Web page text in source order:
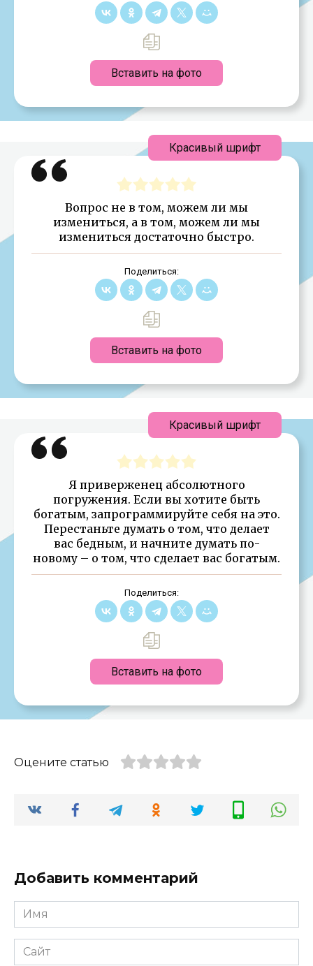
Вставить на фото
Вопрос не в том, можем ли мы
измениться, а в том, можем ли мы
измениться достаточно быстро.
Поделиться:
Вставить на фото
Красивый шрифт
Я приверженец абсолютного
погружения. Если вы хотите быть
богатым, запрограммируйте себя на это.
Перестаньте думать о том, что делает
вас бедным, и начните думать по-
новому – о том, что сделает вас богатым.
Поделиться:
Вставить на фото
Красивый шрифт
Оцените статью
Добавить комментарий
Имя
*
Сайт